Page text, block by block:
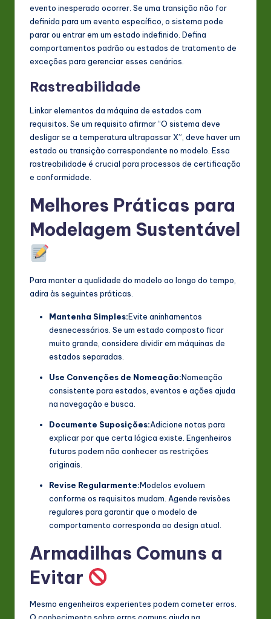
evento inesperado ocorrer. Se uma transição não for
definida para um evento específico, o sistema pode
parar ou entrar em um estado indefinido. Defina
comportamentos padrão ou estados de tratamento de
exceções para gerenciar esses cenários.
Rastreabilidade
Linkar elementos da máquina de estados com
requisitos. Se um requisito afirmar “O sistema deve
desligar se a temperatura ultrapassar X”, deve haver um
estado ou transição correspondente no modelo. Essa
rastreabilidade é crucial para processos de certificação
e conformidade.
Melhores Práticas para
Modelagem Sustentável
Para manter a qualidade do modelo ao longo do tempo,
adira às seguintes práticas.
Mantenha Simples:Evite aninhamentos
desnecessários. Se um estado composto ficar
muito grande, considere dividir em máquinas de
estados separadas.
Use Convenções de Nomeação:Nomeação
consistente para estados, eventos e ações ajuda
na navegação e busca.
Documente Suposições:Adicione notas para
explicar por que certa lógica existe. Engenheiros
futuros podem não conhecer as restrições
originais.
Revise Regularmente:Modelos evoluem
conforme os requisitos mudam. Agende revisões
regulares para garantir que o modelo de
comportamento corresponda ao design atual.
Armadilhas Comuns a
Evitar
Mesmo engenheiros experientes podem cometer erros.
O conhecimento sobre erros comuns ajuda na